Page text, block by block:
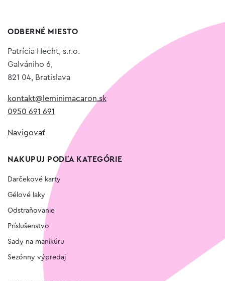
ODBERNÉ MIESTO
Patrícia Hecht, s.r.o.
Galvániho 6,
821 04, Bratislava
kontakt@leminimacaron.sk
0950 691 691
Navigovať
NAKUPUJ PODĽA KATEGÓRIE
Darčekové karty
Gélové laky
Odstraňovanie
Príslušenstvo
Sady na manikúru
Sezónny výpredaj